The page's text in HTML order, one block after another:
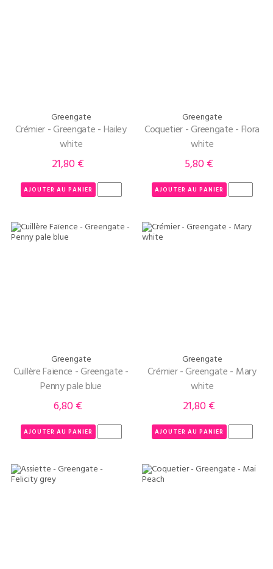
Greengate
Crémier - Greengate - Hailey
white
Prix
21,80 €
AJOUTER AU PANIER
Greengate
Coquetier - Greengate - Flora
white
Prix
5,80 €
AJOUTER AU PANIER
Greengate
Cuillère Faïence - Greengate -
Penny pale blue
Prix
6,80 €
AJOUTER AU PANIER
Greengate
Crémier - Greengate - Mary
white
Prix
21,80 €
AJOUTER AU PANIER